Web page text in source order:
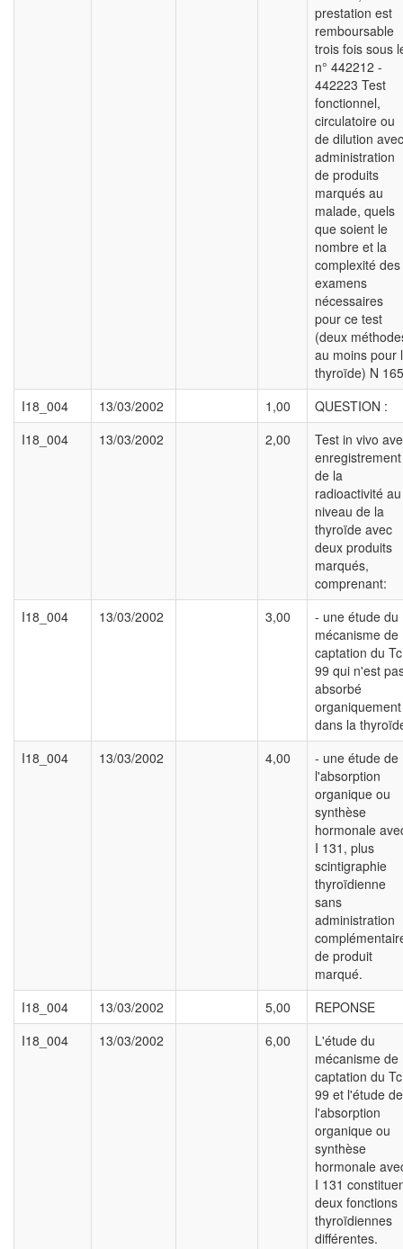
prestation est
remboursable
trois fois sous
n° 442212 -
442223 Test
fonctionnel,
circulatoire ou
de dilution avec
administration
de produits
marqués au
malade, quels
que soient le
nombre et la
complexité des
examens
nécessaires
pour ce test
(deux
au moins pour
thyroïde) N
I18_004
13/03/2002 1,00
QUESTION :
I18_004
13/03/2002 2,00
Test in vivo
enregistrement
de la
radioactivité au
niveau de la
thyroïde avec
deux produits
marqués,
comprenant:
I18_004
13/03/2002 3,00
- une étude du
mécanisme de
captation du Tc
99 qui n'est
absorbé
organiquement
dans la
I18_004
13/03/2002 4,00
- une étude de
l'absorption
organique ou
synthèse
hormonale
I 131, plus
scintigraphie
thyroïdienne
sans
administration
de produit
marqué.
I18_004
13/03/2002 5,00
REPONSE
I18_004
13/03/2002 6,00
L'étude du
mécanisme de
captation du Tc
99 et l'étude de
l'absorption
organique ou
synthèse
hormonale
I 131
deux fonctions
thyroïdiennes
différentes.